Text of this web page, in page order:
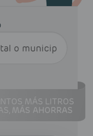
MÁS LITROS
MÁS AHORRAS